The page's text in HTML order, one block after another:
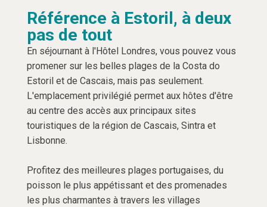
Référence à Estoril, à deux
pas de tout
En séjournant à l'Hôtel Londres, vous pouvez vous
promener sur les belles plages de la Costa do
Estoril et de Cascais, mais pas seulement.
L'emplacement privilégié permet aux hôtes d'être
au centre des accès aux principaux sites
touristiques de la région de Cascais, Sintra et
Lisbonne.
Profitez des meilleures plages portugaises, du
poisson le plus appétissant et des promenades
les plus charmantes à travers les villages